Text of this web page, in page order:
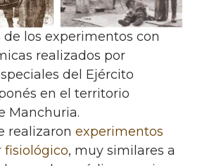
de los experimentos con
realizados por
del Ejército
en el territorio
Manchuria.
realizaron experimentos
fisiológico, muy similares a